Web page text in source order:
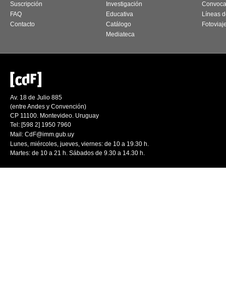
Suscripción
FAQ
Contacto
Investigación
Educativa
Catálogo
Mediateca
Líneas
Av. 18 de Julio 885
(entre Andes y Convención)
CP 11100. Montevideo. Uruguay
Tel: [598 2] 1950 7960
Mail: CdF@imm.gub.uy
Lunes, miércoles, jueves, viernes: de 10 a 19.30 h.
Martes: de 10 a 21 h. Sábados de 9.30 a 14.30 h.